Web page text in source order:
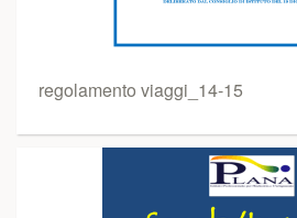
regolamento viaggi_14-15